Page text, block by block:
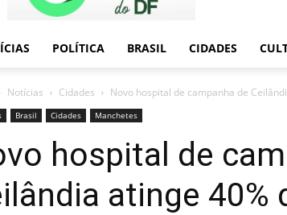
POLÍTICA BRASIL CIDADES
Notícias Cidades Novo hospital de campanha de
Brasil Cidades Manchetes
hospital de
atinge 40%